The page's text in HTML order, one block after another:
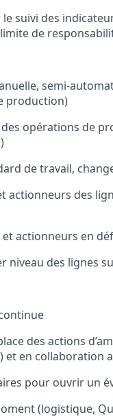
suivi des
de
semi-
production)
opérations de
de travail,
actionneurs des
actionneurs en
niveau des lignes
des actions
en collaboration
pour ouvrir un
(logistique,